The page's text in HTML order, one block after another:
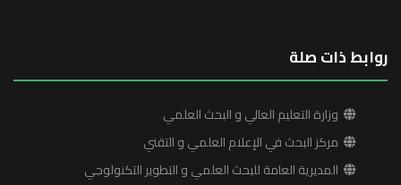
روابط ذات صلة
وزارة التعليم العالي و البحث العلمي
مركز البحث في الإعلام العلمي و التقني
المديرية العامة للبحث العلمي و التطوير التكنولوجي